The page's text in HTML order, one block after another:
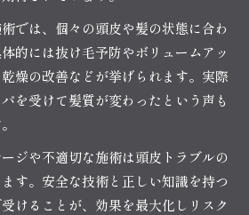
では、個々の頭皮や髪の状態に合わ
的には抜け毛予防やボリュームアッ
燥の改善などが挙げられます。実際
を受けて髪質が変わったという声も
ジや不適切な施術は頭皮トラブルの
す。安全な技術と正しい知識を持つ
けることが、効果を最大化しリスク